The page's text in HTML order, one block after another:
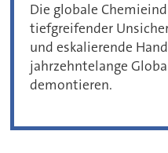
Die globale
tiefgreifender
und eskalierende
jahrzehntelange
demontieren.